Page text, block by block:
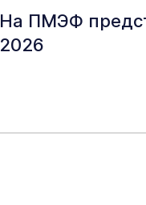
На ПМЭФ
2026